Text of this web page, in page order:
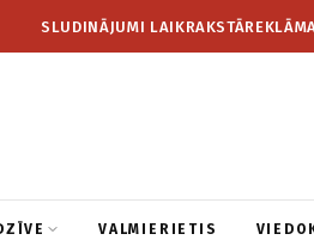
SLUDINĀJUMI LAIKRAKSTĀ
VALMIERIETIS